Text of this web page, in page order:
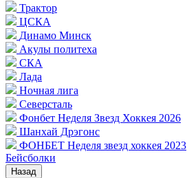
Трактор
ЦСКА
Динамо Минск
Акулы политеха
СКА
Лада
Ночная лига
Северсталь
Фонбет Неделя Звезд Хоккея 2026
Шанхай Дрэгонс
ФОНБЕТ Неделя звезд хоккея 2023
Бейсболки
Назад